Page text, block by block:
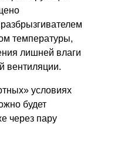
температуры,
лишней влаги
вентиляции.
условиях
будет
через пару